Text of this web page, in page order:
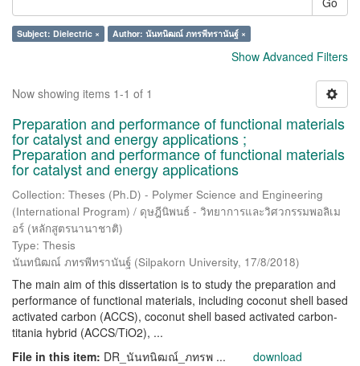
Subject: Dielectric × Author: นันทนิฒณ์ ภทรพีทรานันฐ์ ×
Show Advanced Filters
Now showing items 1-1 of 1
Preparation and performance of functional materials
for catalyst and energy applications ;
Preparation and performance of functional materials
for catalyst and energy applications
Collection: Theses (Ph.D) - Polymer Science and Engineering
(International Program) / ดุษฎีนิพนธ์ - วิทยาการและวิศวกรรมพอลิเม
อร์ (หลักสูตรนานาชาติ)
Type: Thesis
นันทนิฒณ์ ภทรพีทรานันฐ์ (Silpakorn University, 17/8/2018)
The main aim of this dissertation is to study the preparation and
performance of functional materials, including coconut shell based
activated carbon (ACCS), coconut shell based activated carbon-
titania hybrid (ACCS/TiO2), ...
File in this item: DR_นันทนิฒณ์_ภทรพ ... download